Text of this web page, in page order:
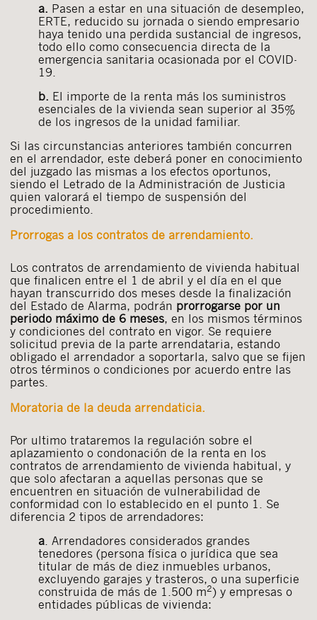
a. Pasen a estar en una situación de desempleo,
ERTE, reducido su jornada o siendo empresario
haya tenido una perdida sustancial de ingresos,
todo ello como consecuencia directa de la
emergencia sanitaria ocasionada por el COVID-
19.
b. El importe de la renta más los suministros
esenciales de la vivienda sean superior al 35%
de los ingresos de la unidad familiar.
Si las circunstancias anteriores también concurren
en el arrendador, este deberá poner en conocimiento
del juzgado las mismas a los efectos oportunos,
siendo el Letrado de la Administración de Justicia
quien valorará el tiempo de suspensión del
procedimiento.
Prorrogas a los contratos de arrendamiento.
Los contratos de arrendamiento de vivienda habitual
que finalicen entre el 1 de abril y el día en el que
hayan transcurrido dos meses desde la finalización
del Estado de Alarma, podrán prorrogarse por un
periodo máximo de 6 meses, en los mismos términos
y condiciones del contrato en vigor. Se requiere
solicitud previa de la parte arrendataria, estando
obligado el arrendador a soportarla, salvo que se fijen
otros términos o condiciones por acuerdo entre las
partes.
Moratoria de la deuda arrendaticia.
Por ultimo trataremos la regulación sobre el
aplazamiento o condonación de la renta en los
contratos de arrendamiento de vivienda habitual, y
que solo afectaran a aquellas personas que se
encuentren en situación de vulnerabilidad de
conformidad con lo establecido en el punto 1. Se
diferencia 2 tipos de arrendadores:
a. Arrendadores considerados grandes
tenedores (persona física o jurídica que sea
titular de más de diez inmuebles urbanos,
excluyendo garajes y trasteros, o una superficie
construida de más de 1.500 m2) y empresas o
entidades públicas de vivienda: